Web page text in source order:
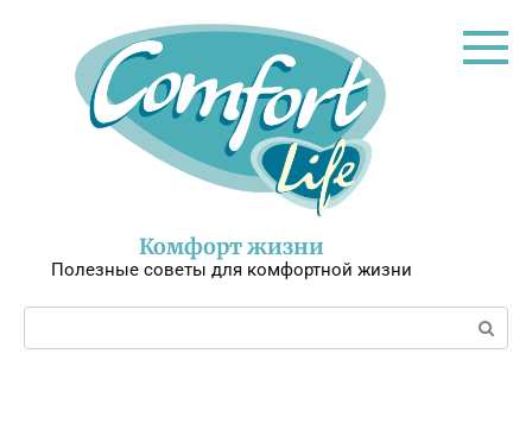
Комфорт жизни
Полезные советы для комфортной жизни
Поиск: